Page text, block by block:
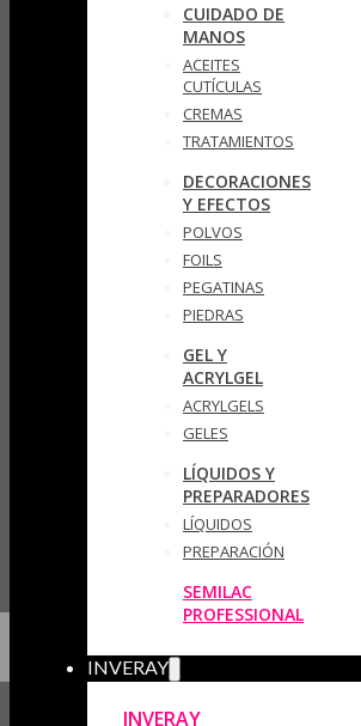
CUIDADO DE
MANOS
ACEITES
CUTÍCULAS
CREMAS
TRATAMIENTOS
DECORACIONES
Y EFECTOS
POLVOS
FOILS
PEGATINAS
PIEDRAS
GEL Y
ACRYLGEL
ACRYLGELS
GELES
LÍQUIDOS Y
PREPARADORES
LÍQUIDOS
PREPARACIÓN
SEMILAC
PROFESSIONAL
INVERAY
INVERAY